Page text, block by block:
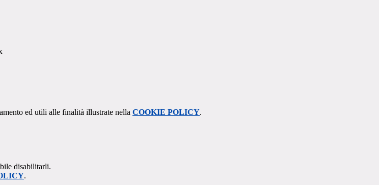
ed utili alle finalità illustrate nella COOKIE POLICY.
disabilitarli.
.